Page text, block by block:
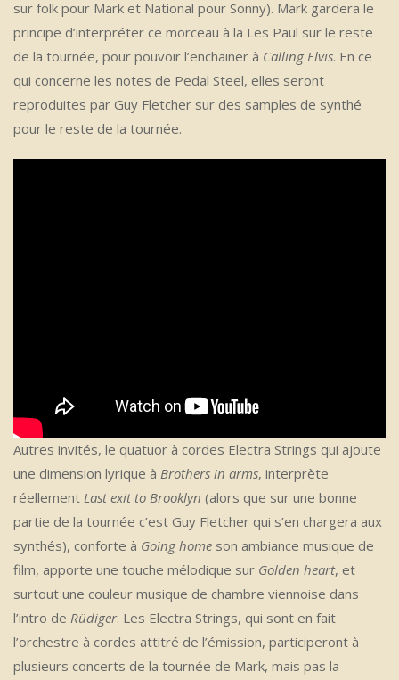
sur folk pour Mark et National pour Sonny). Mark gardera le
principe d’interpréter ce morceau à la Les Paul sur le reste
de la tournée, pour pouvoir l’enchainer à Calling Elvis. En ce
qui concerne les notes de Pedal Steel, elles seront
reproduites par Guy Fletcher sur des samples de synthé
pour le reste de la tournée.
Autres invités, le quatuor à cordes Electra Strings qui ajoute
une dimension lyrique à Brothers in arms, interprète
réellement Last exit to Brooklyn (alors que sur une bonne
partie de la tournée c’est Guy Fletcher qui s’en chargera aux
synthés), conforte à Going home son ambiance musique de
film, apporte une touche mélodique sur Golden heart, et
surtout une couleur musique de chambre viennoise dans
l’intro de Rüdiger. Les Electra Strings, qui sont en fait
l’orchestre à cordes attitré de l’émission, participeront à
plusieurs concerts de la tournée de Mark, mais pas la